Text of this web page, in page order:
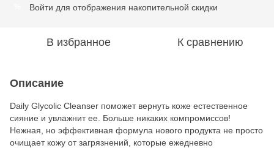
Войти для отображения накопительной скидки
В избранное К сравнению
Описание
Daily Glycolic Cleanser поможет вернуть коже естественное
сияние и увлажнит ее. Больше никаких компромиссов!
Нежная, но эффективная формула нового продукта не просто
очищает кожу от загрязнений, которые ежедневно